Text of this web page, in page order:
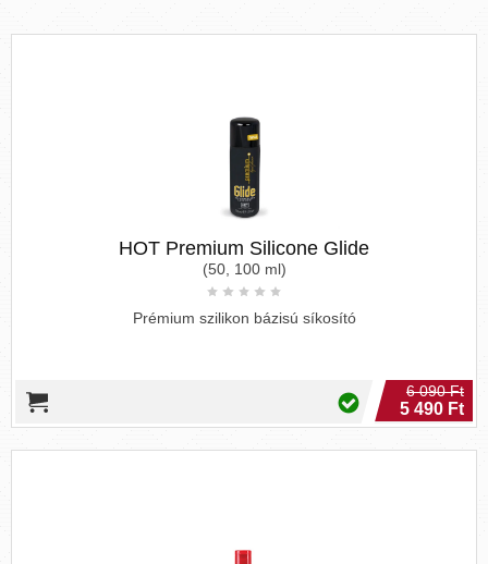
HOT Premium Silicone Glide
(50, 100 ml)
Prémium szilikon bázisú síkosító
6 090 Ft
5 490 Ft